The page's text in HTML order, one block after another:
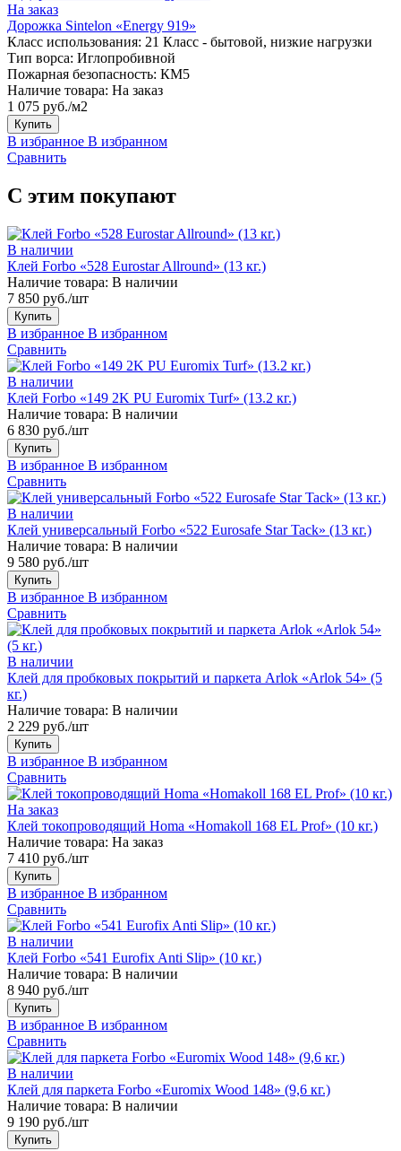
На заказ
Дорожка Sintelon «Energy 919»
Класс использования: 21 Класс - бытовой, низкие нагрузки
Тип ворса: Иглопробивной
Пожарная безопасность: КМ5
Наличие товара: На заказ
1 075 руб./м2
Купить
В избранное В избранном
Сравнить
С этим покупают
В наличии
Клей Forbo «528 Eurostar Allround» (13 кг.)
Наличие товара: В наличии
7 850 руб./шт
Купить
В избранное В избранном
Сравнить
В наличии
Клей Forbo «149 2K PU Euromix Turf» (13.2 кг.)
Наличие товара: В наличии
6 830 руб./шт
Купить
В избранное В избранном
Сравнить
В наличии
Клей универсальный Forbo «522 Eurosafe Star Tack» (13 кг.)
Наличие товара: В наличии
9 580 руб./шт
Купить
В избранное В избранном
Сравнить
В наличии
Клей для пробковых покрытий и паркета Arlok «Arlok 54» (5
кг.)
Наличие товара: В наличии
2 229 руб./шт
Купить
В избранное В избранном
Сравнить
На заказ
Клей токопроводящий Homa «Homakoll 168 EL Prof» (10 кг.)
Наличие товара: На заказ
7 410 руб./шт
Купить
В избранное В избранном
Сравнить
В наличии
Клей Forbo «541 Eurofix Anti Slip» (10 кг.)
Наличие товара: В наличии
8 940 руб./шт
Купить
В избранное В избранном
Сравнить
В наличии
Клей для паркета Forbo «Euromix Wood 148» (9,6 кг.)
Наличие товара: В наличии
9 190 руб./шт
Купить